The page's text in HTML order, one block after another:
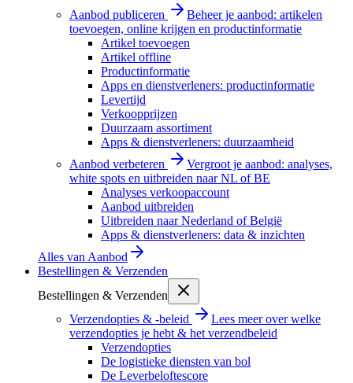
Aanbod publiceren
Beheer je aanbod: artikelen
toevoegen, online krijgen en productinformatie
Artikel toevoegen
Artikel offline
Productinformatie
Apps en dienstverleners: productinformatie
Levertijd
Verkoopprijzen
Duurzaam assortiment
Apps & dienstverleners: duurzaamheid
Aanbod verbeteren
Vergroot je aanbod: analyses,
white spots en uitbreiden naar NL of BE
Analyses verkoopaccount
Aanbod uitbreiden
Uitbreiden naar Nederland of België
Apps & dienstverleners: data & inzichten
Alles van Aanbod
Bestellingen & Verzenden
Bestellingen & Verzenden
Verzendopties & -beleid
Lees meer over welke
verzendopties je hebt & het verzendbeleid
Verzendopties
De logistieke diensten van bol
De Leverbeloftescore